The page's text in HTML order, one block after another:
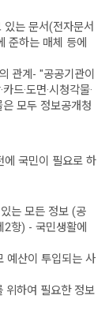
는 문서(전자문서
준하는 매체 등에
관계 - "공공기관이
드·도면·시청각물·
모두 정보공개청
에 국민이 필요로 하
는 모든 정보 (공
2항) - 국민생활에
예산이 투입되는 사
위하여 필요한 정보